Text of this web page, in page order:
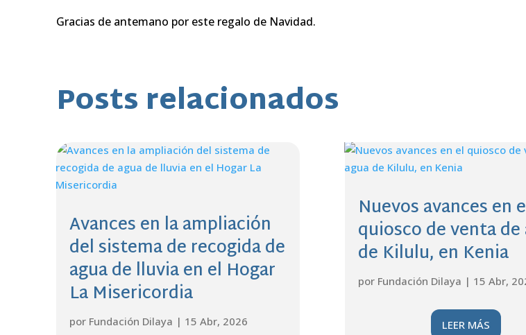
Gracias de antemano por este regalo de Navidad.
Posts relacionados
Avances en la ampliación
del sistema de recogida de
agua de lluvia en el Hogar
La Misericordia
por Fundación Dilaya | 15 Abr, 2026
Nuevos avances en
quiosco de venta de
de Kilulu, en Kenia
por Fundación Dilaya | 15 Abr,
LEER MÁS